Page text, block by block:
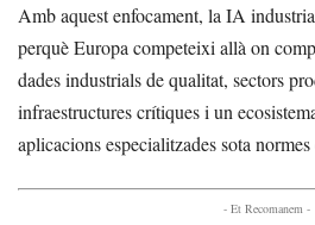
Amb aquest enfocament, la IA
perquè Europa competeixi allà on
dades industrials de qualitat, sectors
infraestructures crítiques i un
aplicacions especialitzades sota normes
- Et Recomanem -